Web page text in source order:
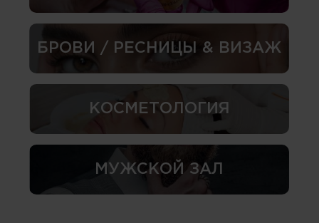
БРОВИ / РЕСНИЦЫ & ВИЗАЖ
КОСМЕТОЛОГИЯ
МУЖСКОЙ ЗАЛ